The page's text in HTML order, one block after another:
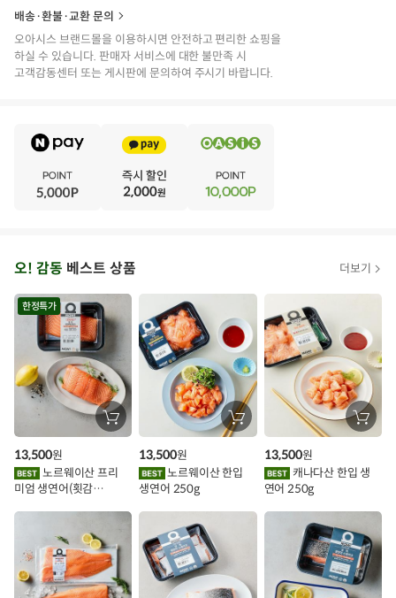
배송·환불·교환 문의
오아시스 브랜드몰을 이용하시면 안전하고 편리한 쇼핑을
하실 수 있습니다. 판매자 서비스에 대한 불만족 시
고객감동센터 또는 게시판에 문의하여 주시기 바랍니다.
아
시
인
이
트
오! 감동 베스트 상품 더보기
한정특가
장
바
에
담
노르웨이산 프리
미엄 생연어(횟감
13,500원
장
바
에
담
노르웨이산 한입
생연어 250g
13,500원
장
바
에
담
연어 250g
13,500원